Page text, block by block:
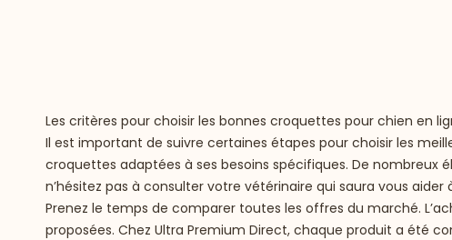
Les critères pour choisir les bonnes croquettes pour chien en
Il est important de suivre certaines étapes pour choisir les
croquettes adaptées à ses besoins spécifiques. De nombreux
n’hésitez pas à consulter votre vétérinaire qui saura vous
Prenez le temps de comparer toutes les offres du marché.
proposées. Chez Ultra Premium Direct, chaque produit a été